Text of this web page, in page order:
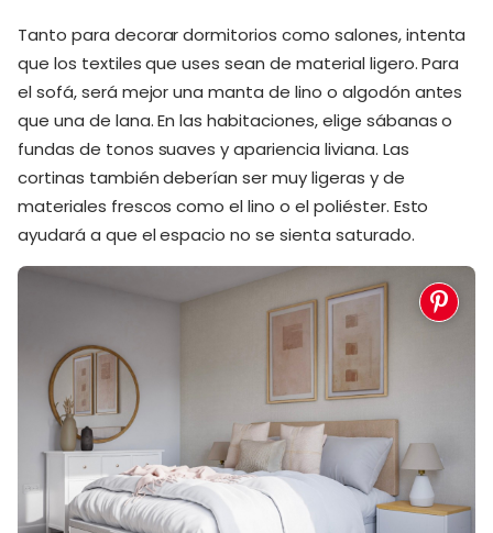
Tanto para decorar dormitorios como salones, intenta
que los textiles que uses sean de material ligero. Para
el sofá, será mejor una manta de lino o algodón antes
que una de lana. En las habitaciones, elige sábanas o
fundas de tonos suaves y apariencia liviana. Las
cortinas también deberían ser muy ligeras y de
materiales frescos como el lino o el poliéster. Esto
ayudará a que el espacio no se sienta saturado.